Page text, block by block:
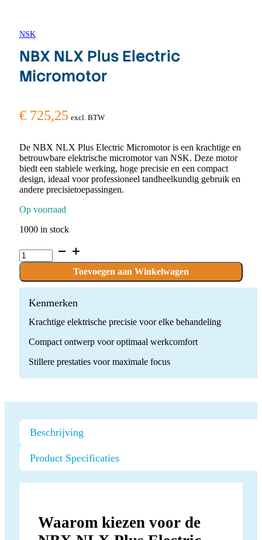
NSK
NBX NLX Plus Electric
Micromotor
€ 725,25 excl. BTW
De NBX NLX Plus Electric Micromotor is een krachtige en
betrouwbare elektrische micromotor van NSK. Deze motor
biedt een stabiele werking, hoge precisie en een compact
design, ideaal voor professioneel tandheelkundig gebruik en
andere precisietoepassingen.
Op voorraad
1000 in stock
NBX
NLX
Electric
Micromotor
quantity
Toevoegen aan Winkelwagen
Kenmerken
Krachtige elektrische precisie voor elke behandeling
Compact ontwerp voor optimaal werkcomfort
Stillere prestaties voor maximale focus
Beschrijving
Product Specificaties
Waarom kiezen voor de